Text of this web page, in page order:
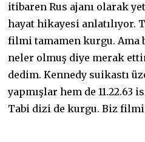
itibaren Rus ajanı olarak
hayat hikayesi anlatılıyor.
filmi tamamen kurgu. Ama
neler olmuş diye merak
dedim. Kennedy suikastı
yapmışlar hem de
Tabi dizi de kurgu. Biz